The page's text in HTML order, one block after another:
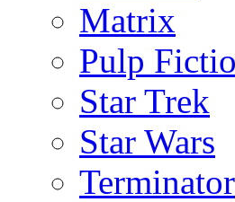
Matrix
Pulp
Star Trek
Star Wars
Terminator